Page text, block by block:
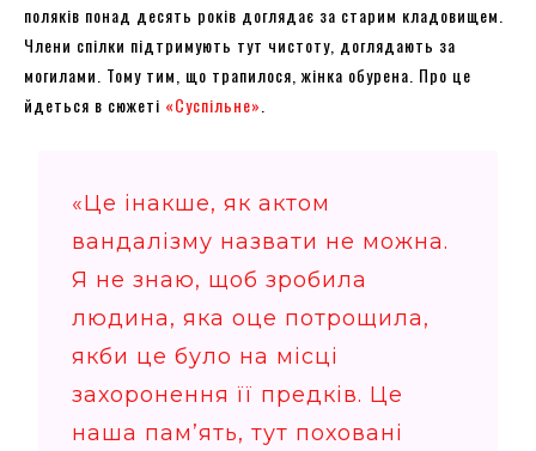
поляків понад десять років доглядає за старим кладовищем.
Члени спілки підтримують тут чистоту, доглядають за
могилами. Тому тим, що трапилося, жінка обурена. Про це
йдеться в сюжеті «Суспільне»
«Це інакше, як актом
вандалізму назвати не можна.
Я не знаю, щоб зробила
людина, яка оце потрощила,
якби це було на місці
захоронення її предків. Це
наша пам’ять, тут поховані